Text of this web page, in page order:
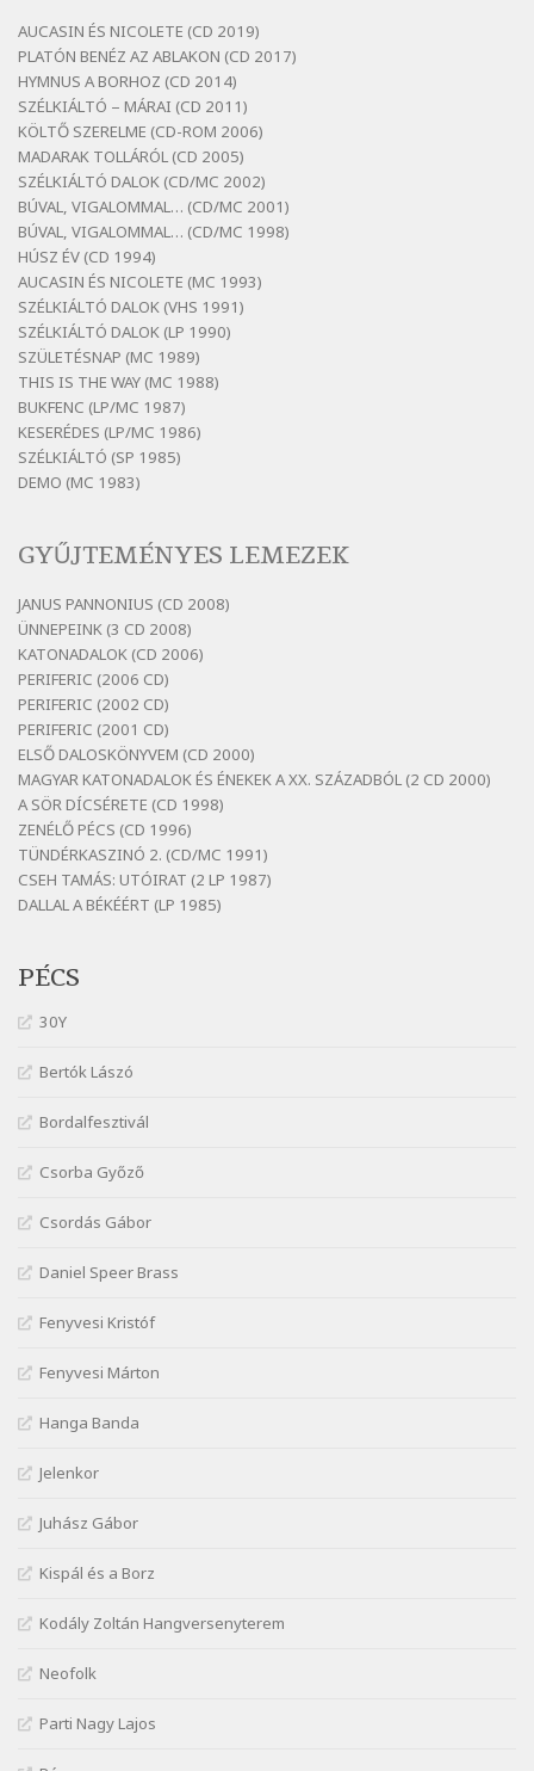
Bertók László: Az arcodra, ha nem vigyázol
Szélkiáltó
Bertók László: Dinnye Döme
Szélkiáltó
Bertók László: Diófa-levélen
Szélkiáltó
Bertók László: El-elképzelem a falansztert
Szélkiáltó
Bertók László: Elmenni kevés, itt maradni
sok
Szélkiáltó
Bertók László: Mintha már pénteken
vasárnap
Szélkiáltó
Bertók László: Ó, az a hol volt vicinális
Bertók László: Vásáros
Szélkiáltó
Bertók László: Vizibolt
Szélkiáltó
Bornemissza Endre: Szitakötő
Szélkiáltó
Detlev von Liliencron: Bölcsődal
Szélkiáltó
Fenyvesi Béla: Lesz-e még menedék?
Szélkiáltó
Fenyvesi Béla: Szélkiáltó kánon
Szélkiáltó
Szélkiáltó
Galambosi László: Kalapos
Győri László: Jönnek a törökök
Szélkiáltó
török ellen hadba induló Mátyás királyért
Janus Pannonius: Névváltoztatásáról
Szélkiáltó
Szélkiáltó
József Attila: Hajad az ujjamé
József Attila: Jaj, majdnem
Szélkiáltó
Szélkiáltó
József Attila: Mióta elmentél
József Attila: Ne bántsda gyönge nőt
AUCASIN ÉS NICOLETE (CD 2019)
PLATÓN BENÉZ AZ ABLAKON (CD 2017)
HYMNUS A BORHOZ (CD 2014)
SZÉLKIÁLTÓ – MÁRAI (CD 2011)
KÖLTŐ SZERELME (CD-ROM 2006)
MADARAK TOLLÁRÓL (CD 2005)
SZÉLKIÁLTÓ DALOK (CD/MC 2002)
BÚVAL, VIGALOMMAL… (CD/MC 2001)
BÚVAL, VIGALOMMAL… (CD/MC 1998)
HÚSZ ÉV (CD 1994)
AUCASIN ÉS NICOLETE (MC 1993)
SZÉLKIÁLTÓ DALOK (VHS 1991)
SZÉLKIÁLTÓ DALOK (LP 1990)
SZÜLETÉSNAP (MC 1989)
THIS IS THE WAY (MC 1988)
BUKFENC (LP/MC 1987)
KESERÉDES (LP/MC 1986)
SZÉLKIÁLTÓ (SP 1985)
DEMO (MC 1983)
GYŰJTEMÉNYES LEMEZEK
JANUS PANNONIUS (CD 2008)
ÜNNEPEINK (3 CD 2008)
KATONADALOK (CD 2006)
PERIFERIC (2006 CD)
PERIFERIC (2002 CD)
PERIFERIC (2001 CD)
ELSŐ DALOSKÖNYVEM (CD 2000)
MAGYAR KATONADALOK ÉS ÉNEKEK A XX. SZÁZADBÓL (2 CD 2000)
A SÖR DÍCSÉRETE (CD 1998)
ZENÉLŐ PÉCS (CD 1996)
TÜNDÉRKASZINÓ 2. (CD/MC 1991)
CSEH TAMÁS: UTÓIRAT (2 LP 1987)
DALLAL A BÉKÉÉRT (LP 1985)
PÉCS
30Y
Bertók Lászó
Bordalfesztivál
Csorba Győző
Csordás Gábor
Daniel Speer Brass
Fenyvesi Kristóf
Fenyvesi Márton
Hanga Banda
Jelenkor
Juhász Gábor
Kispál és a Borz
Kodály Zoltán Hangversenyterem
Neofolk
Parti Nagy Lajos